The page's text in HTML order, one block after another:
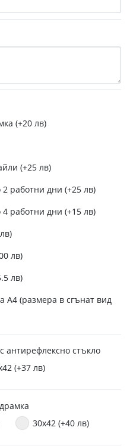
(+20 лв)
(+25 лв)
работни дни (+25 лв)
работни дни (+15 лв)
лв)
лв)
А4 (размера в сгънат вид
антирефлексно стъкло
(+37 лв)
30x42 (+40 лв)